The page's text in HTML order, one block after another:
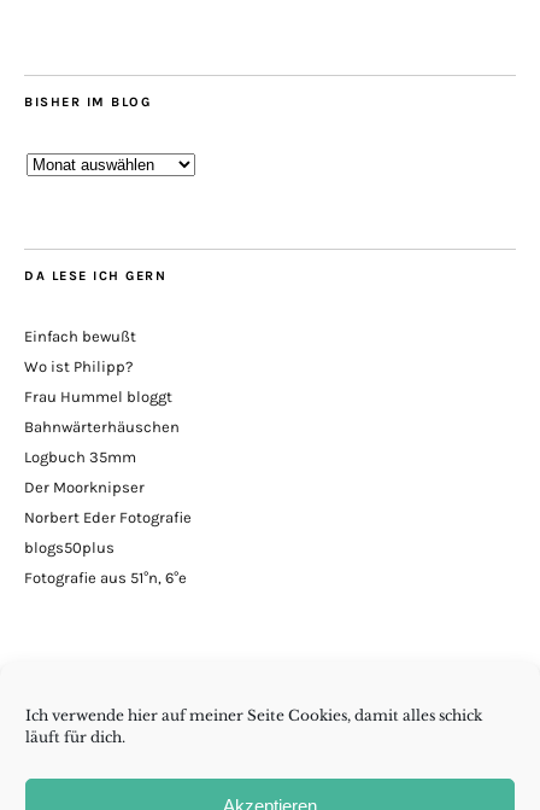
Ich verwende hier auf meiner Seite Cookies, damit alles schick
läuft für dich.
Akzeptieren
BISHER IM BLOG
Bisher
DA LESE ICH GERN
Einfach bewußt
Wo ist Philipp?
Frau Hummel bloggt
Bahnwärterhäuschen
Logbuch 35mm
Der Moorknipser
Norbert Eder Fotografie
blogs50plus
Fotografie aus 51°n, 6°e